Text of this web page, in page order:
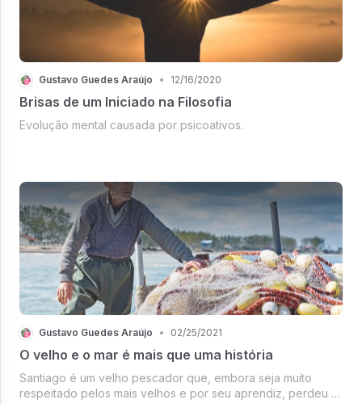
Gustavo Guedes Araújo • 12/16/2020
Brisas de um Iniciado na Filosofia
Evolução mental causada por psicoativos.
Gustavo Guedes Araújo • 02/25/2021
O velho e o mar é mais que uma história
Santiago é um velho pescador que, embora seja muito
respeitado pelos mais velhos e por seu aprendiz, perdeu a